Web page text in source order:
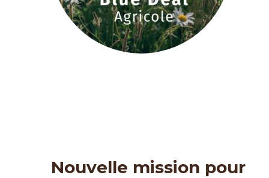
Nouvelle mission pour